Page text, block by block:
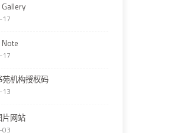
17
17
机构授权码
13
网站
03